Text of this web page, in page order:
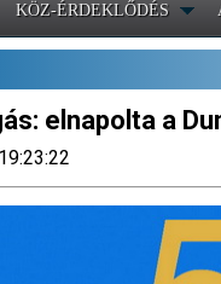
KÖZ-ÉRDEKLŐDÉS
elnapolta a